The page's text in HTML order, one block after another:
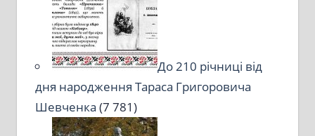
До 210 річниці від
дня народження Тараса Григоровича
Шевченка (7 781)